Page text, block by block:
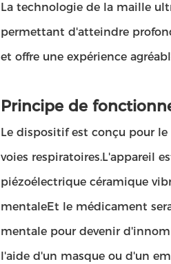
La technologie de la maille
permettant d'atteindre
et offre une expérience
Principe de
Le dispositif est conçu pour
voies respiratoires.L'appareil
piézoélectrique céramique
mentaleEt le médicament
mentale pour devenir
l'aide d'un masque ou d'un